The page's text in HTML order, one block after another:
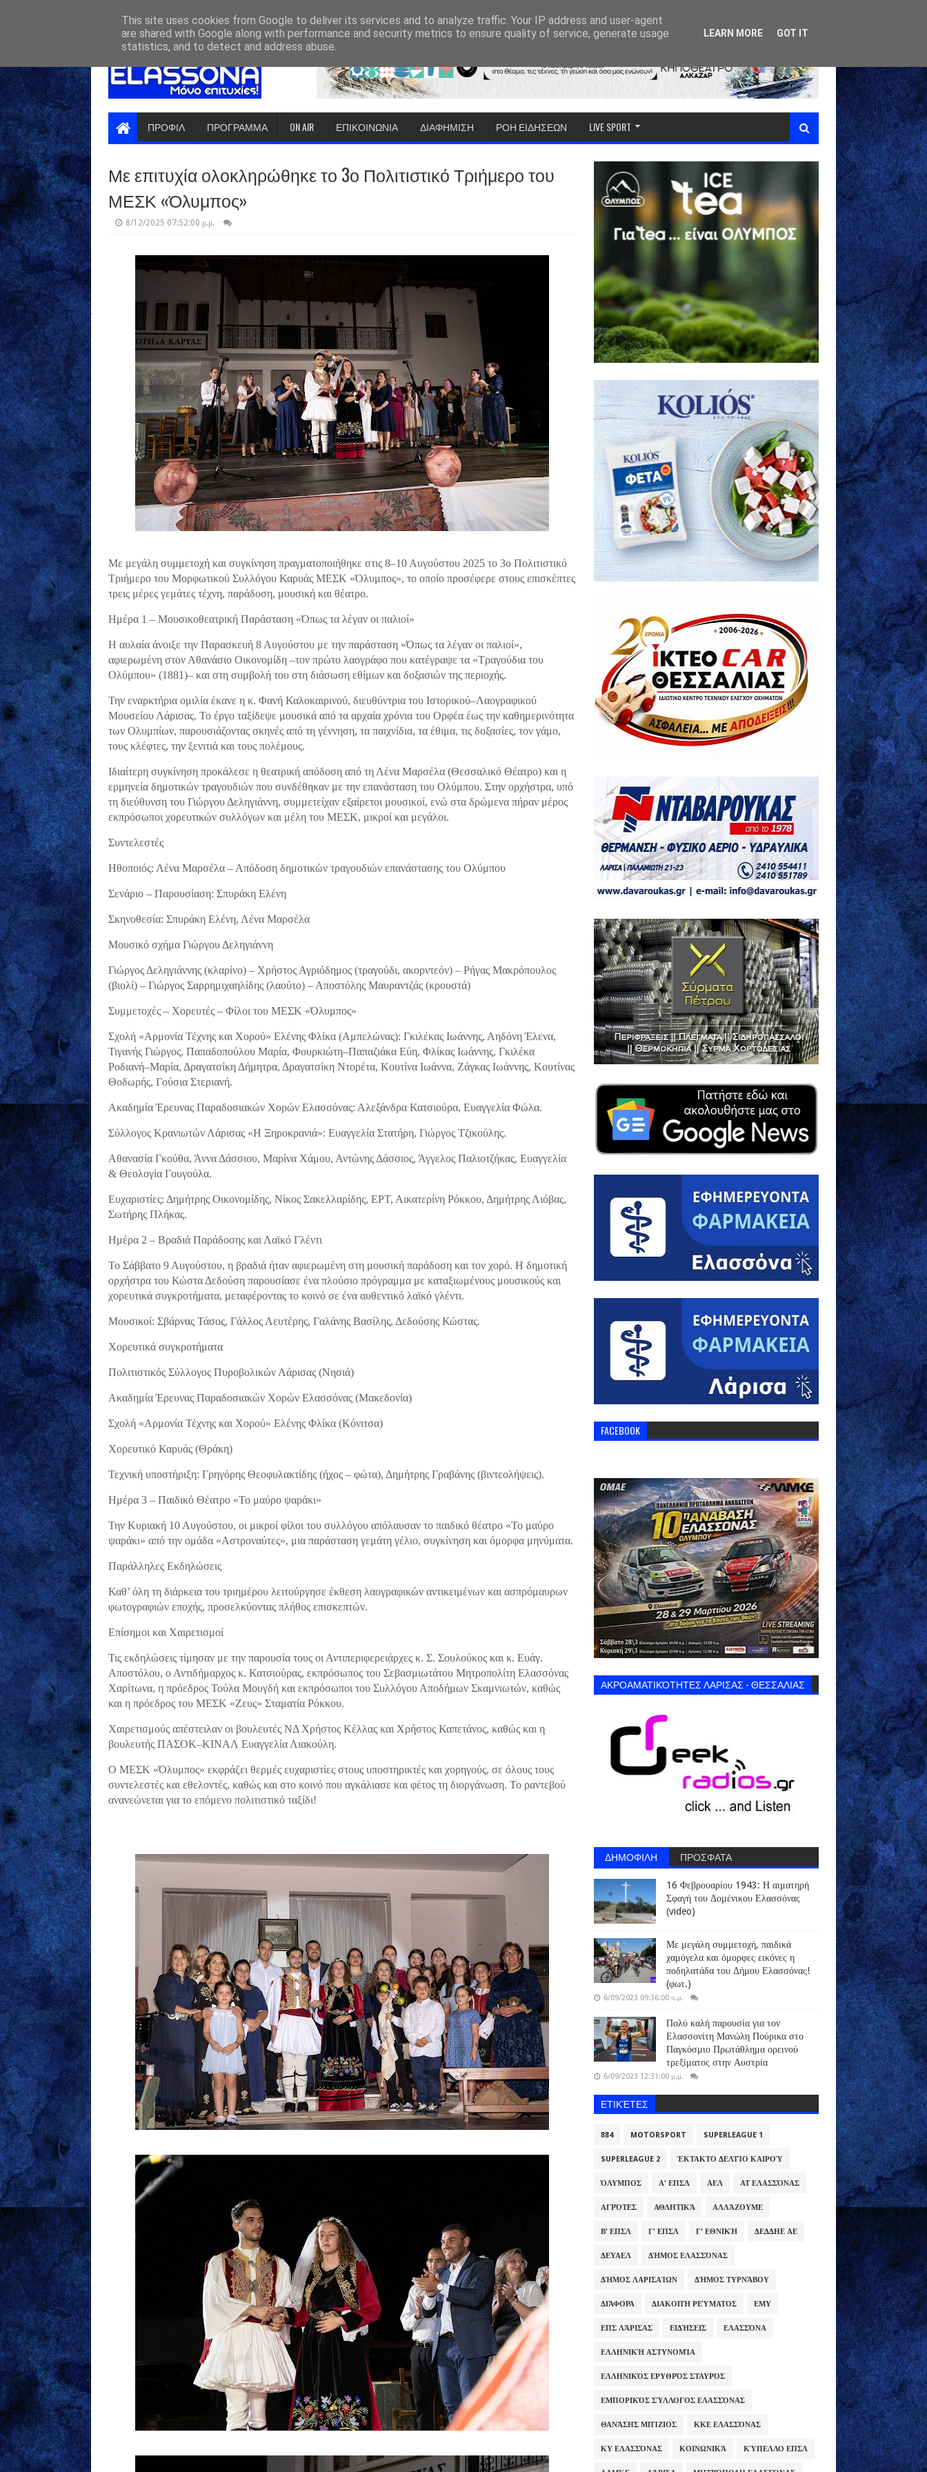
ΠΡΟΦΙΛ ΠΡΟΓΡΑΜΜΑ ON AIR ΕΠΙΚΟΙΝΩΝΙΑ ΔΙΑΦΗΜΙΣΗ ΡΟΗ ΕΙΔΗΣΕΩΝ LIVE SPORT
Με επιτυχία ολοκληρώθηκε το 3ο Πολιτιστικό Τριήμερο του
ΜΕΣΚ «Όλυμπος»
8/12/2025 07:52:00 μ.μ.
Με μεγάλη συμμετοχή και συγκίνηση πραγματοποιήθηκε στις 8–10 Αυγούστου 2025 το 3ο Πολιτιστικό
Τριήμερο του Μορφωτικού Συλλόγου Καρυάς ΜΕΣΚ «Όλυμπος», το οποίο προσέφερε στους επισκέπτες
τρεις μέρες γεμάτες τέχνη, παράδοση, μουσική και θέατρο.
Ημέρα 1 – Μουσικοθεατρική Παράσταση «Όπως τα λέγαν οι παλιοί»
Η αυλαία άνοιξε την Παρασκευή 8 Αυγούστου με την παράσταση «Όπως τα λέγαν οι παλιοί»,
αφιερωμένη στον Αθανάσιο Οικονομίδη –τον πρώτο λαογράφο που κατέγραψε τα «Τραγούδια του
Ολύμπου» (1881)– και στη συμβολή του στη διάσωση εθίμων και δοξασιών της περιοχής.
Την εναρκτήρια ομιλία έκανε η κ. Φανή Καλοκαιρινού, διευθύντρια του Ιστορικού–Λαογραφικού
Μουσείου Λάρισας. Το έργο ταξίδεψε μουσικά από τα αρχαία χρόνια του Ορφέα έως την καθημερινότητα
των Ολυμπίων, παρουσιάζοντας σκηνές από τη γέννηση, τα παιχνίδια, τα έθιμα, τις δοξασίες, τον γάμο,
τους κλέφτες, την ξενιτιά και τους πολέμους.
Ιδιαίτερη συγκίνηση προκάλεσε η θεατρική απόδοση από τη Λένα Μαρσέλα (Θεσσαλικό Θέατρο) και η
ερμηνεία δημοτικών τραγουδιών που συνδέθηκαν με την επανάσταση του Ολύμπου. Στην ορχήστρα, υπό
τη διεύθυνση του Γιώργου Δεληγιάννη, συμμετείχαν εξαίρετοι μουσικοί, ενώ στα δρώμενα πήραν μέρος
εκπρόσωποι χορευτικών συλλόγων και μέλη του ΜΕΣΚ, μικροί και μεγάλοι.
Συντελεστές
Ηθοποιός: Λένα Μαρσέλα – Απόδοση δημοτικών τραγουδιών επανάστασης του Ολύμπου
Σενάριο – Παρουσίαση: Σπυράκη Ελένη
Σκηνοθεσία: Σπυράκη Ελένη, Λένα Μαρσέλα
Μουσικό σχήμα Γιώργου Δεληγιάννη
Γιώργος Δεληγιάννης (κλαρίνο) – Χρήστος Αγριόδημος (τραγούδι, ακορντεόν) – Ρήγας Μακρόπουλος
(βιολί) – Γιώργος Σαρρημιχαηλίδης (λαούτο) – Αποστόλης Μαυραντζάς (κρουστά)
Συμμετοχές – Χορευτές – Φίλοι του ΜΕΣΚ «Όλυμπος»
Σχολή «Αρμονία Τέχνης και Χορού» Ελένης Φλίκα (Αμπελώνας): Γκιλέκας Ιωάννης, Αηδόνη Έλενα,
Τιγανής Γιώργος, Παπαδοπούλου Μαρία, Φουρκιώτη–Παπαζιάκα Εύη, Φλίκας Ιωάννης, Γκιλέκα
Ροδιανή–Μαρία, Δραγατσίκη Δήμητρα, Δραγατσίκη Ντορέτα, Κουτίνα Ιωάννα, Ζάγκας Ιωάννης, Κουτίνας
Θοδωρής, Γούσια Στεριανή.
Ακαδημία Έρευνας Παραδοσιακών Χορών Ελασσόνας: Αλεξάνδρα Κατσιούρα, Ευαγγελία Φώλα.
Σύλλογος Κρανιωτών Λάρισας «Η Ξηροκρανιά»: Ευαγγελία Στατήρη, Γιώργος Τζικούλης.
Αθανασία Γκούθα, Άννα Δάσσιου, Μαρίνα Χάμου, Αντώνης Δάσσιος, Άγγελος Παλιοτζήκας, Ευαγγελία
& Θεολογία Γουγούλα.
Ευχαριστίες: Δημήτρης Οικονομίδης, Νίκος Σακελλαρίδης, ΕΡΤ, Αικατερίνη Ρόκκου, Δημήτρης Λιόβας,
Σωτήρης Πλήκας.
Ημέρα 2 – Βραδιά Παράδοσης και Λαϊκό Γλέντι
Το Σάββατο 9 Αυγούστου, η βραδιά ήταν αφιερωμένη στη μουσική παράδοση και τον χορό. Η δημοτική
ορχήστρα του Κώστα Δεδούση παρουσίασε ένα πλούσιο πρόγραμμα με καταξιωμένους μουσικούς και
χορευτικά συγκροτήματα, μεταφέροντας το κοινό σε ένα αυθεντικό λαϊκό γλέντι.
Μουσικοί: Σβάρνας Τάσος, Γάλλος Λευτέρης, Γαλάνης Βασίλης, Δεδούσης Κώστας.
Χορευτικά συγκροτήματα
Πολιτιστικός Σύλλογος Πυροβολικών Λάρισας (Νησιά)
Ακαδημία Έρευνας Παραδοσιακών Χορών Ελασσόνας (Μακεδονία)
Σχολή «Αρμονία Τέχνης και Χορού» Ελένης Φλίκα (Κόνιτσα)
Χορευτικό Καρυάς (Θράκη)
Τεχνική υποστήριξη: Γρηγόρης Θεοφυλακτίδης (ήχος – φώτα), Δημήτρης Γραβάνης (βιντεολήψεις).
Ημέρα 3 – Παιδικό Θέατρο «Το μαύρο ψαράκι»
Την Κυριακή 10 Αυγούστου, οι μικροί φίλοι του συλλόγου απόλαυσαν το παιδικό θέατρο «Το μαύρο
ψαράκι» από την ομάδα «Αστροναύτες», μια παράσταση γεμάτη γέλιο, συγκίνηση και όμορφα μηνύματα.
Παράλληλες Εκδηλώσεις
Καθ’ όλη τη διάρκεια του τριημέρου λειτούργησε έκθεση λαογραφικών αντικειμένων και ασπρόμαυρων
φωτογραφιών εποχής, προσελκύοντας πλήθος επισκεπτών.
Επίσημοι και Χαιρετισμοί
Τις εκδηλώσεις τίμησαν με την παρουσία τους οι Αντιπεριφερειάρχες κ. Σ. Σουλούκος και κ. Ευάγ.
Αποστόλου, ο Αντιδήμαρχος κ. Κατσιούρας, εκπρόσωπος του Σεβασμιωτάτου Μητροπολίτη Ελασσόνας
Χαρίτωνα, η πρόεδρος Τούλα Μουγδή και εκπρόσωποι του Συλλόγου Αποδήμων Σκαμνιωτών, καθώς
και η πρόεδρος του ΜΕΣΚ «Ζευς» Σταματία Ρόκκου.
Χαιρετισμούς απέστειλαν οι βουλευτές ΝΔ Χρήστος Κέλλας και Χρήστος Καπετάνος, καθώς και η
βουλευτής ΠΑΣΟΚ–ΚΙΝΑΛ Ευαγγελία Λιακούλη.
Ο ΜΕΣΚ «Όλυμπος» εκφράζει θερμές ευχαριστίες στους υποστηρικτές και χορηγούς, σε όλους τους
συντελεστές και εθελοντές, καθώς και στο κοινό που αγκάλιασε και φέτος τη διοργάνωση. Το ραντεβού
ανανεώνεται για το επόμενο πολιτιστικό ταξίδι!
FACEBOOK
ΑΚΡΟΑΜΑΤΙΚΌΤΗΤΕΣ ΛΑΡΙΣΑΣ - ΘΕΣΣΑΛΙΑΣ
ΔΗΜΟΦΙΛΗ ΠΡΟΣΦΑΤΑ
16 Φεβρουαρίου 1943: Η αιματηρή
Σφαγή του Δομένικου Ελασσόνας
(video)
Με μεγάλη συμμετοχή, παιδικά
χαμόγελα και όμορφες εικόνες η
ποδηλατάδα του Δήμου Ελασσόνας!
(φωτ.)
6/09/2023 09:36:00 π.μ.
Πολύ καλή παρουσία για τον
Ελασσονίτη Μανώλη Πούρικα στο
Παγκόσμιο Πρωτάθλημα ορεινού
τρεξίματος στην Αυστρία
6/09/2023 12:31:00 μ.μ.
ΕΤΙΚΈΤΕΣ
884 MOTORSPORT SUPERLEAGUE 1
SUPERLEAGUE 2 ΈΚΤΑΚΤΟ ΔΕΛΤΊΟ ΚΑΙΡΟΎ
ΌΛΥΜΠΟΣ Α' ΕΠΣΛ ΑΕΛ ΑΤ ΕΛΑΣΣΌΝΑΣ
ΑΓΡΌΤΕΣ ΑΘΛΗΤΙΚΆ ΑΛΛΆΖΟΥΜΕ
Β' ΕΠΣΛ Γ' ΕΠΣΛ Γ' ΕΘΝΙΚΉ ΔΕΔΔΗΕ ΑΕ
ΔΕΥΑΕΛ ΔΉΜΟΣ ΕΛΑΣΣΌΝΑΣ
ΔΉΜΟΣ ΛΑΡΙΣΑΊΩΝ ΔΉΜΟΣ ΤΥΡΝΆΒΟΥ
ΔΙΆΦΟΡΑ ΔΙΑΚΟΠΉ ΡΕΎΜΑΤΟΣ ΕΜΥ
ΕΠΣ ΛΆΡΙΣΑΣ ΕΙΔΉΣΕΙΣ ΕΛΑΣΣΌΝΑ
ΕΛΛΗΝΙΚΉ ΑΣΤΥΝΟΜΊΑ
ΕΛΛΗΝΙΚΌΣ ΕΡΥΘΡΌΣ ΣΤΑΥΡΌΣ
ΕΜΠΟΡΙΚΌΣ ΣΎΛΛΟΓΟΣ ΕΛΑΣΣΌΝΑΣ
ΘΑΝΆΣΗΣ ΜΠΊΖΙΟΣ ΚΚΕ ΕΛΑΣΣΌΝΑΣ
ΚΥ ΕΛΑΣΣΌΝΑΣ ΚΟΙΝΩΝΙΚΆ ΚΎΠΕΛΛΟ ΕΠΣΛ
This site uses cookies from Google to deliver its services and to analyze traffic. Your IP address and user-agent
are shared with Google along with performance and security metrics to ensure quality of service, generate usage
statistics, and to detect and address abuse.
LEARN MORE GOT IT